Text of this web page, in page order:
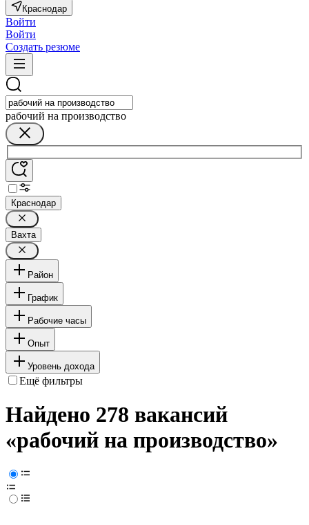
Краснодар
Войти
Войти
Создать резюме
рабочий на производство
Краснодар
Вахта
Район
График
Рабочие часы
Опыт
Уровень дохода
Ещё фильтры
Найдено 278 вакансий
«рабочий на производство»